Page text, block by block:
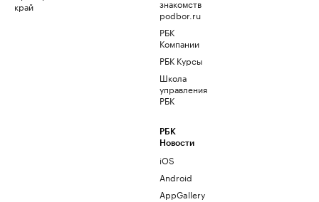
край
знакомств
podbor.ru
РБК
Компании
РБК Курсы
Школа
управления
РБК
РБК
Новости
iOS
Android
AppGallery